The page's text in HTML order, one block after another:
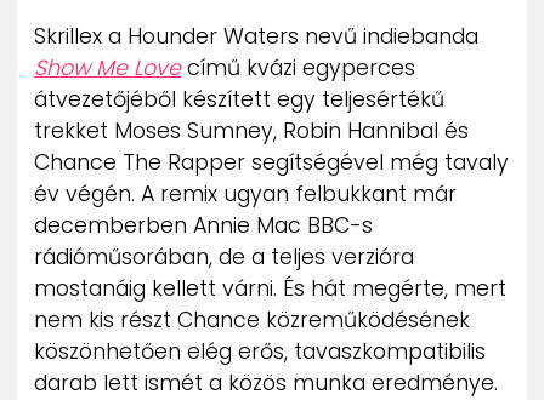
Skrillex a Hounder Waters nevű indiebanda
Show Me Lovecímű kvázi egyperces
átvezetőjéből készített egy teljesértékű
trekket Moses Sumney, Robin Hannibal és
Chance The Rapper segítségével még tavaly
év végén. A remix ugyan felbukkant már
decemberben Annie Mac BBC-s
rádióműsorában, de a teljes verzióra
mostanáig kellett várni. És hát megérte, mert
nem kis részt Chance közreműködésének
köszönhetően elég erős, tavaszkompatibilis
darab lett ismét a közös munka eredménye.